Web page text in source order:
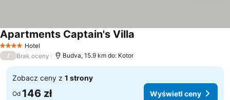
4 KategoriaHotel
Apartments Captain's Villa
/ Brak oceny Budva, 15.9 km do: Kotor
Zobacz ceny z 1 strony
Od 146 zł Wyświetl ceny